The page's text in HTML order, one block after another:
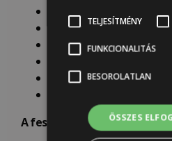
kétszínű koptatás,
ombre
frottage
lazúr hatás
A festés lépései:
TELJESÍTMÉNY
FUNKCIONALITÁS
BESOROLATLAN
ÖSSZES